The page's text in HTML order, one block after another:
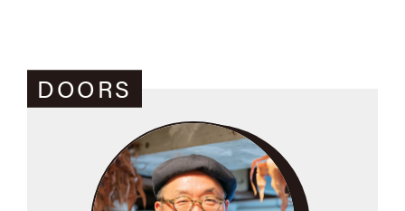
DOORS